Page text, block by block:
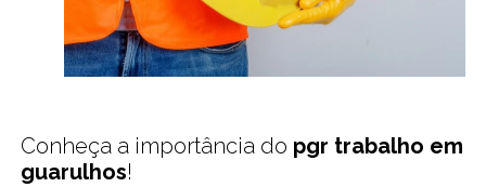
Conheça a importância do pgr trabalho em
guarulhos!